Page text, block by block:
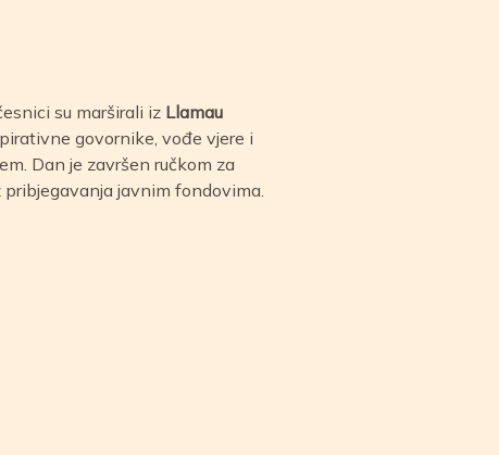
su marširali iz Llamau
govornike, vođe vjere i
Dan je završen ručkom za
javnim fondovima.